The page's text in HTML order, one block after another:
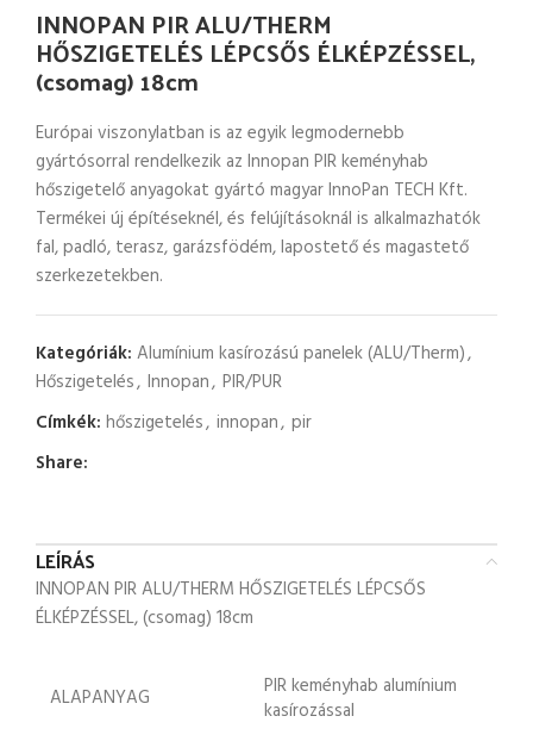
INNOPAN PIR ALU/THERM
HŐSZIGETELÉS LÉPCSŐS ÉLKÉPZÉSSEL,
(csomag) 18cm
Európai viszonylatban is az egyik legmodernebb
gyártósorral rendelkezik az Innopan PIR keményhab
hőszigetelő anyagokat gyártó magyar InnoPan TECH Kft.
Termékei új építéseknél, és felújításoknál is alkalmazhatók
fal, padló, terasz, garázsfödém, lapostető és magastető
szerkezetekben.
Kategóriák: Alumínium kasírozású panelek (ALU/Therm),
Hőszigetelés, Innopan, PIR/PUR
Címkék: hőszigetelés, innopan, pir
Share:
LEÍRÁS
INNOPAN PIR ALU/THERM HŐSZIGETELÉS LÉPCSŐS
ÉLKÉPZÉSSEL, (csomag) 18cm
ALAPANYAG
PIR keményhab alumínium
kasírozással